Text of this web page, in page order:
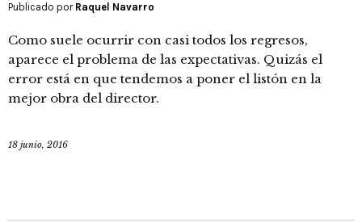
Publicado por Raquel Navarro
Como suele ocurrir con casi todos los regresos,
aparece el problema de las expectativas. Quizás el
error está en que tendemos a poner el listón en la
mejor obra del director.
18 junio, 2016